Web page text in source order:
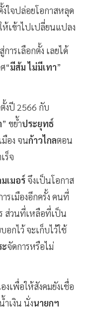
ใจปล่อยโอกาสหลุด
ห้เข้าไปเปลี่ยนแปลง
ารเลือกตั้ง เลยได้
“มีส้ม ไม่มีเทา”
งปี 2566 กับ
” ขย้ำประยุทธ์
อง จนก้าวไกลตอน
ร็จ
เมอร์ จึงเป็นโอกาส
รเมืองอีกครั้ง คนที่
ส่วนที่เหลือที่เป็น
อกไว้ จะเก็บไว้ใช้
จัดการหรือไม่
งเพื่อให้สังคมยังเชื่อ
ำเงิน นั่งนายกฯ